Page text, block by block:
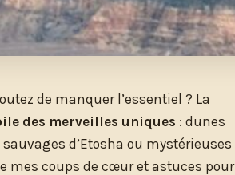
de manquer l’essentiel ? La
des merveilles uniques : dunes
d’Etosha ou mystérieuses
mes coups de cœur et astuces pour